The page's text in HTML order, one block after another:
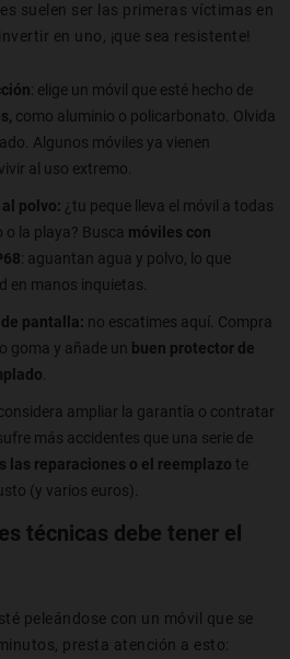
suelen ser las primeras víctimas en
en uno, ¡que sea resistente!
: elige un móvil que esté hecho de
como aluminio o policarbonato. Olvida
Algunos móviles ya vienen
al uso extremo.
polvo: ¿tu peque lleva el móvil a todas
la playa? Busca móviles con
: aguantan agua y polvo, lo que
en manos inquietas.
pantalla: no escatimes aquí. Compra
goma y añade un buen protector de
.
ampliar la garantía o contratar
más accidentes que una serie de
las reparaciones o el reemplazo te
(y varios euros).
técnicas debe tener el
peleándose con un móvil que se
presta atención a esto: